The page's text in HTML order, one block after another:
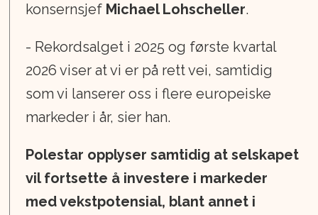
konsernsjef Michael Lohscheller.
- Rekordsalget i 2025 og første kvartal
2026 viser at vi er på rett vei, samtidig
som vi lanserer oss i flere europeiske
markeder i år, sier han.
Polestar opplyser samtidig at selskapet
vil fortsette å investere i markeder
med vekstpotensial, blant annet i